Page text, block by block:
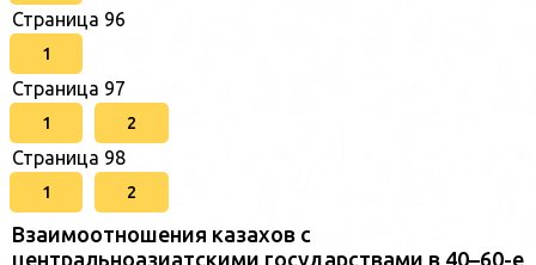
Страница 96
1
Страница 97
1 2
Страница 98
1 2
Взаимоотношения казахов с
центральноазиатскими государствами в 40–60-е